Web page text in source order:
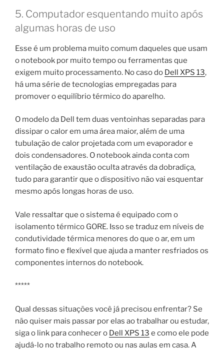
5. Computador esquentando muito após
algumas horas de uso
Esse é um problema muito comum daqueles que usam
o notebook por muito tempo ou ferramentas que
exigem muito processamento. No caso do Dell XPS 13,
há uma série de tecnologias empregadas para
promover o equilíbrio térmico do aparelho.
O modelo da Dell tem duas ventoinhas separadas para
dissipar o calor em uma área maior, além de uma
tubulação de calor projetada com um evaporador e
dois condensadores. O notebook ainda conta com
ventilação de exaustão oculta através da dobradiça,
tudo para garantir que o dispositivo não vai esquentar
mesmo após longas horas de uso.
Vale ressaltar que o sistema é equipado com o
isolamento térmico GORE. Isso se traduz em níveis de
condutividade térmica menores do que o ar, em um
formato fino e flexível que ajuda a manter resfriados os
componentes internos do notebook.
*****
Qual dessas situações você já precisou enfrentar? Se
não quiser mais passar por elas ao trabalhar ou estudar,
siga o link para conhecer o Dell XPS 13 e como ele pode
ajudá-lo no trabalho remoto ou nas aulas em casa. A